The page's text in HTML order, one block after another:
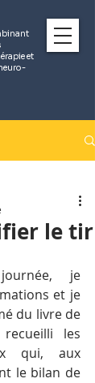
et
le tir
je
et je
du livre de
les
qui, aux
le bilan de